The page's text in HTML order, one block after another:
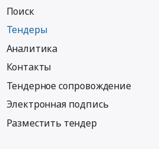
Поиск
Тендеры
Аналитика
Контакты
Тендерное сопровождение
Электронная подпись
Разместить тендер